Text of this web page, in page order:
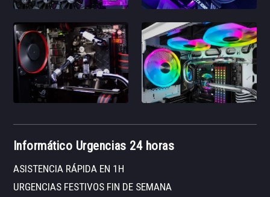
Informático Urgencias 24 horas
ASISTENCIA RÁPIDA EN 1H
URGENCIAS FESTIVOS FIN DE SEMANA